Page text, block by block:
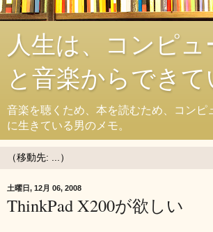
人生は、コンピ
と音楽からできて
音楽を聴くため、本を読むため、コンピ
に生きている男のメモ。
土曜日, 12月 06, 2008
ThinkPad X200が欲しい